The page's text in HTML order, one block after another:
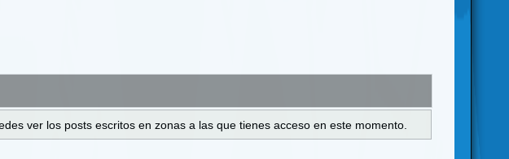
ver los posts escritos en zonas a las que tienes acceso en este momento.